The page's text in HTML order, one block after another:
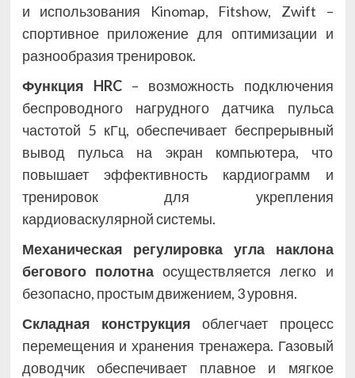
и использования Kinomap, Fitshow, Zwift –
спортивное приложение для оптимизации и
разнообразия тренировок.
Функция HRC– возможность подключения
беспроводного нагрудного датчика пульса
частотой 5 кГц, обеспечивает беспрерывный
вывод пульса на экран компьютера, что
повышает эффективность кардиограмм и
тренировок для укрепления
кардиоваскулярной системы.
Механическая регулировка угла наклона
бегового полотнаосуществляется легко и
безопасно, простым движением, 3 уровня.
Складная конструкция облегчает процесс
перемещения и хранения тренажера. Газовый
доводчик обеспечивает плавное и мягкое